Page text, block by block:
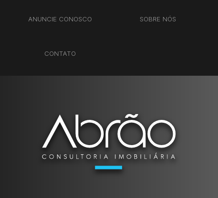
ANUNCIE CONOSCO SOBRE NÓS
CONTATO